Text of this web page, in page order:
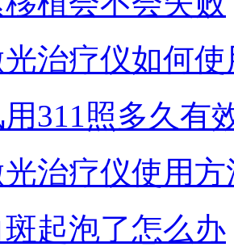
治疗仪如何使
311照多久有
治疗仪使用方
起泡了怎么办